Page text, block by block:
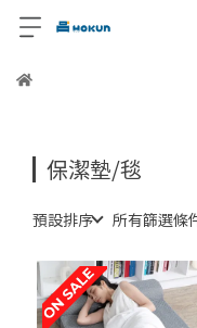
保潔墊/毯
預設排序 所有篩選條